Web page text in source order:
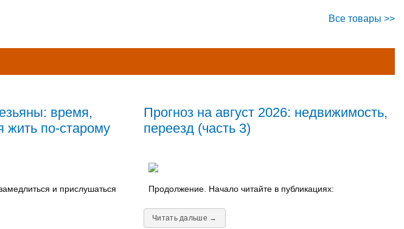
Все товары >>
время,
жить по-старому
и прислушаться
Прогноз на август 2026: недвижимость,
переезд (часть 3)
Продолжение. Начало читайте в публикациях:
Читать дальше →